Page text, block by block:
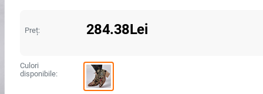
Preț: 284.38Lei
Culori
disponibile: